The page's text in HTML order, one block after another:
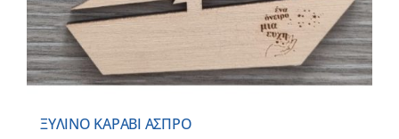
ΞΥΛΙΝΟ ΚΑΡΑΒΙ ΑΣΠΡΟ